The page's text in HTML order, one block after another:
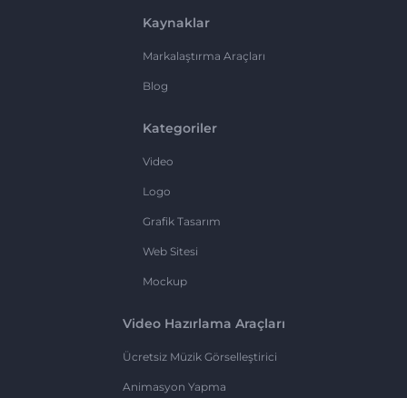
Kaynaklar
Markalaştırma Araçları
Blog
Kategoriler
Video
Logo
Grafik Tasarım
Web Sitesi
Mockup
Video Hazırlama Araçları
Ücretsiz Müzik Görselleştirici
Animasyon Yapma